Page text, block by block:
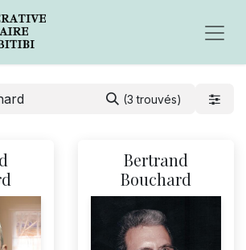
(3 trouvés)
Bertrand
Bouchard